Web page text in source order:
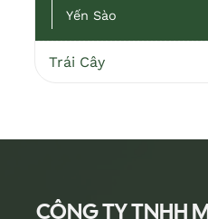
Yến Sào
Trái Cây
CÔNG TY TNHH